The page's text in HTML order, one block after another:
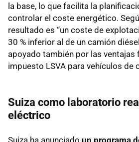
la base, lo que facilita la
controlar el coste energético.
resultado es “un coste de
30 % inferior al de un camión
apoyado también por las ventajas
impuesto LSVA para vehículos de
Suiza como laboratorio
eléctrico
Suiza ha anunciado un programa